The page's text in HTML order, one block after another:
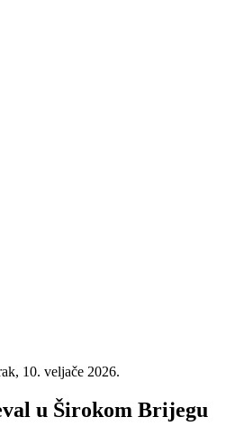
10. veljače 2026.
u Širokom Brijegu